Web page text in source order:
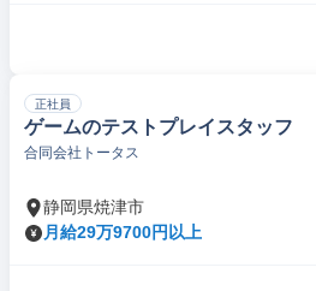
正社員
ゲームのテストプレイスタッフ
合同会社トータス
静岡県焼津市
月給29万9700円以上